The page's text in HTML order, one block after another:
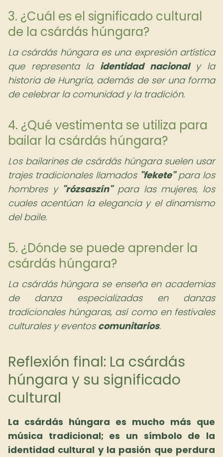
3. ¿Cuál es el significado cultural
de la csárdás húngara?
La csárdás húngara es una expresión artística
que representa la identidad nacionaly la
historia de Hungría, además de ser una forma
de celebrar la comunidad y la tradición.
4. ¿Qué vestimenta se utiliza para
bailar la csárdás húngara?
Los bailarines de csárdás húngara suelen usar
trajes tradicionales llamados "fekete"para los
hombres y "rózsaszín"para las mujeres, los
cuales acentúan la elegancia y el dinamismo
del baile.
5. ¿Dónde se puede aprender la
csárdás húngara?
La csárdás húngara se enseña en academias
de danza especializadas en danzas
tradicionales húngaras, así como en festivales
culturales y eventos comunitarios.
Reflexión final: La csárdás
húngara y su significado
cultural
La csárdás húngara es mucho más que
música tradicional; es un símbolo de la
identidad cultural y la pasión que perdura